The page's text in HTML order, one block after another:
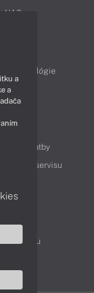
NAS
Technológie
a platby
Cenník servisu
tovaru
a
a